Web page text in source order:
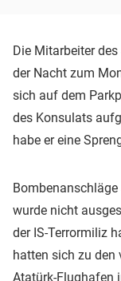
Die Mitarbeiter
der Nacht zum
sich auf dem
des Konsulats
habe er eine
wurde nicht
der IS-Terrormiliz
hatten sich zu den
Atatürk-Flughafen